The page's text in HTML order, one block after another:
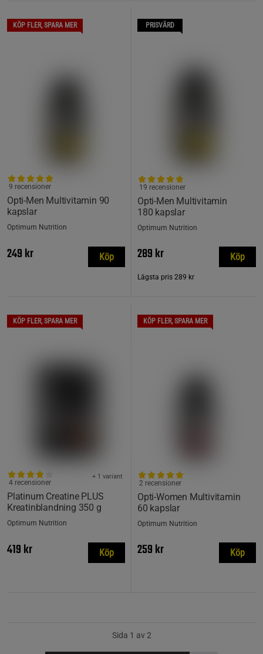
KÖP FLER, SPARA MER
Opti-Men Multivitamin 90
kapslar
9 recensioner
Optimum Nutrition
249 kr Köp
PRISVÄRD
Opti-Men Multivitamin
180 kapslar
19 recensioner
Optimum Nutrition
289 kr
Lägsta pris 289 kr
Köp
KÖP FLER, SPARA MER
Platinum Creatine PLUS
Kreatinblandning 350 g
+ 1 variant
4 recensioner
Optimum Nutrition
419 kr Köp
KÖP FLER, SPARA MER
Opti-Women Multivitamin
60 kapslar
2 recensioner
Optimum Nutrition
259 kr Köp
Sida 1 av 2